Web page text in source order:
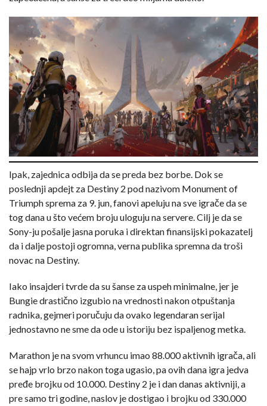
Ipak, zajednica odbija da se preda bez borbe. Dok se
poslednji apdejt za Destiny 2 pod nazivom Monument of
Triumph sprema za 9. jun, fanovi apeluju na sve igrače da se
tog dana u što većem broju uloguju na servere. Cilj je da se
Sony-ju pošalje jasna poruka i direktan finansijski pokazatelj
da i dalje postoji ogromna, verna publika spremna da troši
novac na Destiny.
Iako insajderi tvrde da su šanse za uspeh minimalne, jer je
Bungie drastično izgubio na vrednosti nakon otpuštanja
radnika, gejmeri poručuju da ovako legendaran serijal
jednostavno ne sme da ode u istoriju bez ispaljenog metka.
Marathon je na svom vrhuncu imao 88.000 aktivnih igrača, ali
se hajp vrlo brzo nakon toga ugasio, pa ovih dana igra jedva
pređe brojku od 10.000. Destiny 2 je i dan danas aktivniji, a
pre samo tri godine, naslov je dostigao i brojku od 330.000